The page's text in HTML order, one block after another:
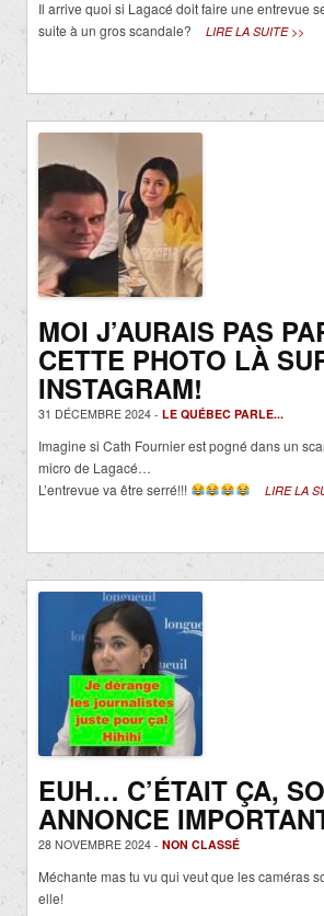
Il arrive quoi si Lagacé doit faire une entrevue
suite à un gros scandale?
LIRE LA SUITE >>
MOI J’AURAIS PAS
CETTE PHOTO LÀ
INSTAGRAM!
31 DÉCEMBRE 2024 - LE QUÉBEC PARLE...
Imagine si Cath Fournier est pogné dans un
micro de Lagacé…
L’entrevue va être serré!!!
LIRE LA
EUH… C’ÉTAIT ÇA,
ANNONCE
28 NOVEMBRE 2024 - NON CLASSÉ
Méchante mas tu vu qui veut que les caméras
elle!